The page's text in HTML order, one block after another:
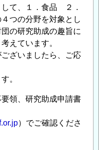
て、１．食品 ２．
の分野を対象とし
の研究助成の趣旨に
えています。
ざいましたら、ご応
。
領、研究助成申請書
）でご確認くださ